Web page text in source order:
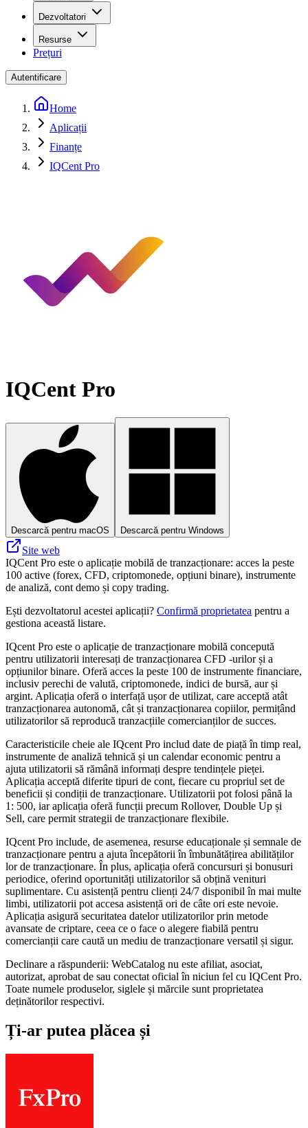
Dezvoltatori
Resurse
Prețuri
Autentificare
Home
Aplicații
Finanțe
IQCent Pro
IQCent Pro
Descarcă pentru macOS Descarcă pentru Windows
Site web
IQCent Pro este o aplicație mobilă de tranzacționare: acces la peste
100 active (forex, CFD, criptomonede, opțiuni binare), instrumente
de analiză, cont demo și copy trading.
Ești dezvoltatorul acestei aplicații? Confirmă proprietatea pentru a
gestiona această listare.
IQcent Pro este o aplicație de tranzacționare mobilă concepută
pentru utilizatorii interesați de tranzacționarea CFD -urilor și a
opțiunilor binare. Oferă acces la peste 100 de instrumente financiare,
inclusiv perechi de valută, criptomonede, indici de bursă, aur și
argint. Aplicația oferă o interfață ușor de utilizat, care acceptă atât
tranzacționarea autonomă, cât și tranzacționarea copiilor, permițând
utilizatorilor să reproducă tranzacțiile comercianților de succes.
Caracteristicile cheie ale IQcent Pro includ date de piață în timp real,
instrumente de analiză tehnică și un calendar economic pentru a
ajuta utilizatorii să rămână informați despre tendințele pieței.
Aplicația acceptă diferite tipuri de cont, fiecare cu propriul set de
beneficii și condiții de tranzacționare. Utilizatorii pot folosi până la
1: 500, iar aplicația oferă funcții precum Rollover, Double Up și
Sell, care permit strategii de tranzacționare flexibile.
IQcent Pro include, de asemenea, resurse educaționale și semnale de
tranzacționare pentru a ajuta începătorii în îmbunătățirea abilităților
lor de tranzacționare. În plus, aplicația oferă concursuri și bonusuri
periodice, oferind oportunități utilizatorilor să obțină venituri
suplimentare. Cu asistență pentru clienți 24/7 disponibil în mai multe
limbi, utilizatorii pot accesa asistență ori de câte ori este nevoie.
Aplicația asigură securitatea datelor utilizatorilor prin metode
avansate de criptare, ceea ce o face o alegere fiabilă pentru
comercianții care caută un mediu de tranzacționare versatil și sigur.
Declinare a răspunderii: WebCatalog nu este afiliat, asociat,
autorizat, aprobat de sau conectat oficial în niciun fel cu IQCent Pro.
Toate numele produselor, siglele și mărcile sunt proprietatea
deținătorilor respectivi.
Ți-ar putea plăcea și